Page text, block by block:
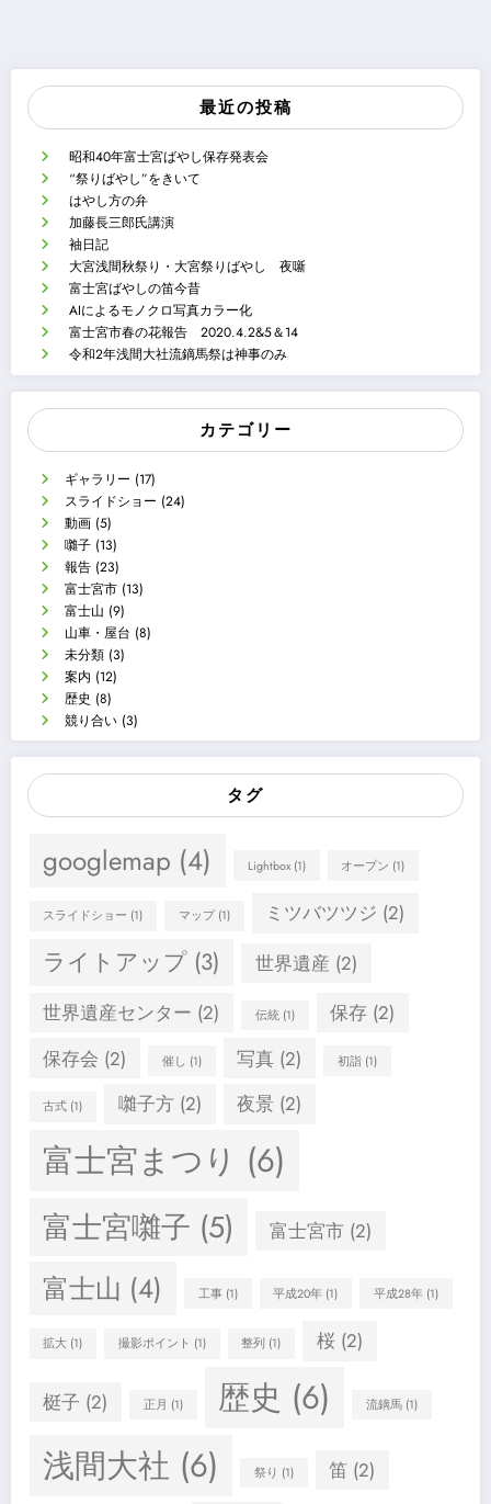
最近の投稿
昭和40年富士宮ばやし保存発表会
“祭りばやし”をきいて
はやし方の弁
加藤長三郎氏講演
袖日記
大宮浅間秋祭り・大宮祭りばやし 夜噺
富士宮ばやしの笛今昔
AIによるモノクロ写真カラー化
富士宮市春の花報告 2020.4.2&5＆14
令和2年浅間大社流鏑馬祭は神事のみ
カテゴリー
ギャラリー (17)
スライドショー (24)
動画 (5)
囃子 (13)
報告 (23)
富士宮市 (13)
富士山 (9)
山車・屋台 (8)
未分類 (3)
案内 (12)
歴史 (8)
競り合い (3)
タグ
googlemap (4) Lightbox(1) オープン (1)
スライドショー (1) マップ(1) ミツバツツジ (2)
ライトアップ (3) 世界遺産 (2)
世界遺産センター (2) 伝統(1) 保存 (2)
保存会 (2) 催し (1) 写真 (2) 初詣(1)
古式 (1) 囃子方(2) 夜景 (2)
富士宮まつり (6)
富士宮囃子 (5) 富士宮市(2)
富士山 (4) 工事(1) 平成20年 (1) 平成28年(1)
拡大 (1) 撮影ポイント (1) 整列 (1) 桜(2)
梃子 (2) 正月 (1) 歴史 (6) 流鏑馬(1)
浅間大社 (6) 祭り (1) 笛 (2)